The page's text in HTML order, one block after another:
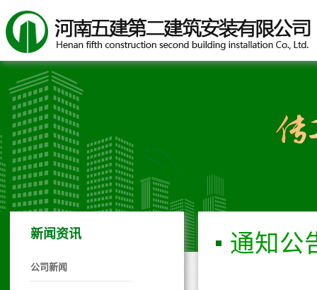
新闻资讯
公司新闻
通知公